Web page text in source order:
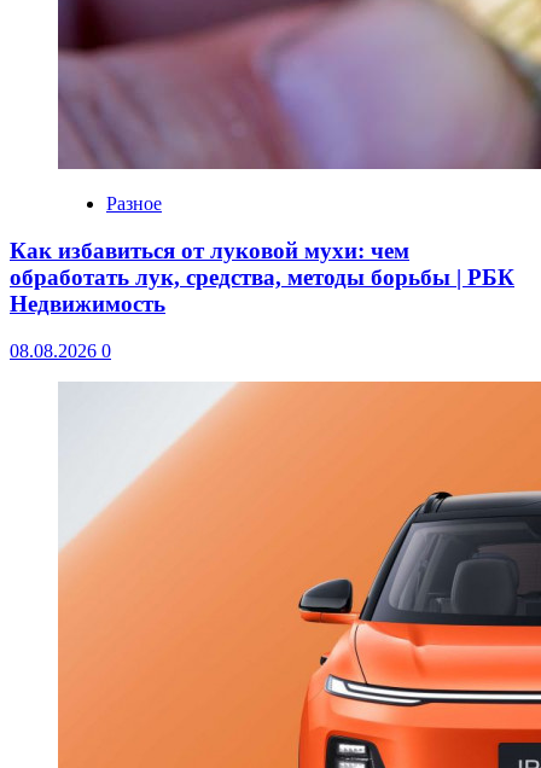
Разное
Как избавиться от луковой мухи: чем
обработать лук, средства, методы борьбы | РБК
Недвижимость
08.08.2026 0